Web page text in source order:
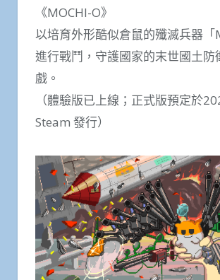
《MOCHI-O》
以培育外形酷似倉鼠的殲滅兵器「
進行戰鬥，守護國家的末世國土防
戲。
（體驗版已上線；正式版預定於
Steam 發行）